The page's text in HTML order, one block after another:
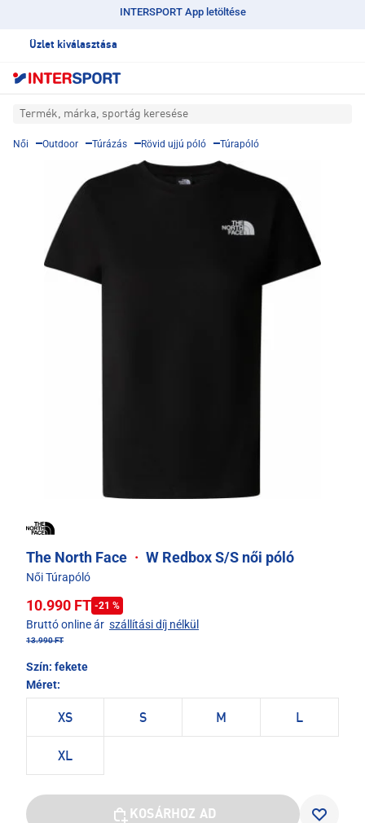
INTERSPORT App letöltése
Üzlet kiválasztása
Termék, márka, sportág keresése
Női Outdoor Túrázás Rövid ujjú póló Túrapóló
The North Face · W Redbox S/S női póló
Női Túrapóló
10.990 FT -21 %
Bruttó online ár szállítási díj nélkül
13.990 FT
Szín: fekete
Méret:
XS S M L
XL
KOSÁRHOZ AD